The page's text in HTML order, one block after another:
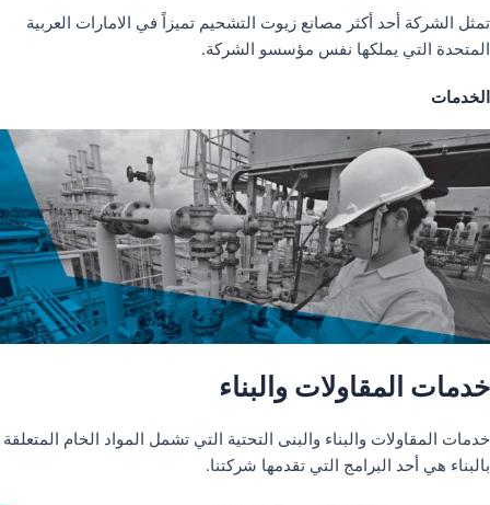
تمثل الشركة أحد أكثر مصانع زيوت التشحيم تميزاً في الامارات العربية
المتحدة التي يملكها نفس مؤسسو الشركة.
الخدمات
خدمات المقاولات والبناء
خدمات المقاولات والبناء والبنى التحتية التي تشمل المواد الخام المتعلقة
بالبناء هي أحد البرامج التي تقدمها شركتنا.